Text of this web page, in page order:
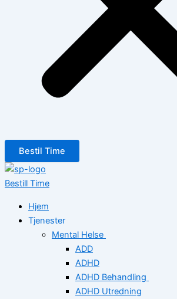
Bestil Time
Bestill Time
Hjem
Tjenester
Mental Helse
ADD
ADHD
ADHD Behandling
ADHD Utredning